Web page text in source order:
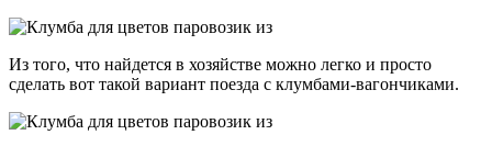
Из того, что найдется в хозяйстве можно легко и просто
сделать вот такой вариант поезда с клумбами-вагончиками.